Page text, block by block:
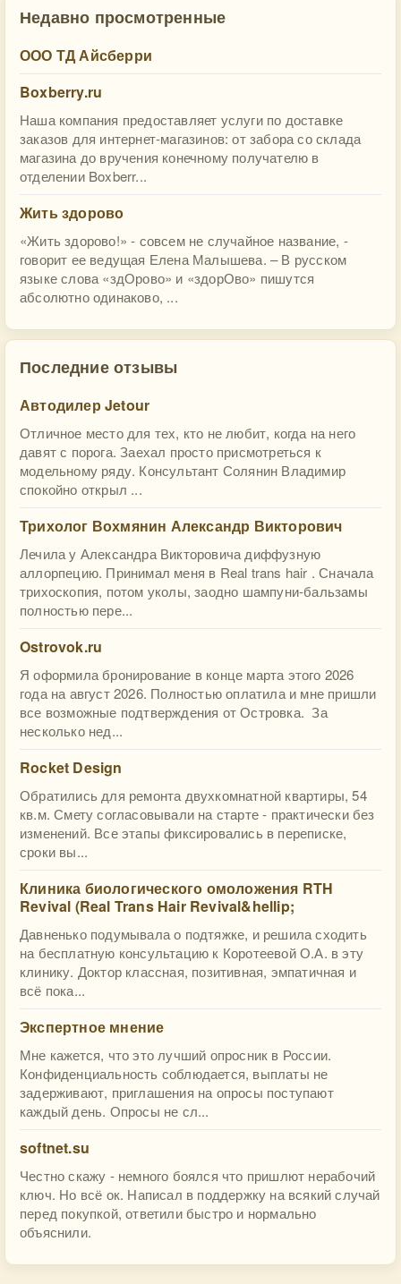
Недавно просмотренные
ООО ТД Айсберри
Boxberry.ru
Наша компания предоставляет услуги по доставке
заказов для интернет-магазинов: от забора со склада
магазина до вручения конечному получателю в
отделении Boxberr...
Жить здорово
«Жить здорово!» - совсем не случайное название, -
говорит ее ведущая Елена Малышева. – В русском
языке слова «здОрово» и «здорОво» пишутся
абсолютно одинаково, ...
Последние отзывы
Автодилер Jetour
Отличное место для тех, кто не любит, когда на него
давят с порога. Заехал просто присмотреться к
модельному ряду. Консультант Солянин Владимир
спокойно открыл ...
Трихолог Вохмянин Александр Викторович
Лечила у Александра Викторовича диффузную
аллорпецию. Принимал меня в Real trans hair . Сначала
трихоскопия, потом уколы, заодно шампуни-бальзамы
полностью пере...
Ostrovok.ru
Я оформила бронирование в конце марта этого 2026
года на август 2026. Полностью оплатила и мне пришли
все возможные подтверждения от Островка. За
несколько нед...
Rocket Design
Обратились для ремонта двухкомнатной квартиры, 54
кв.м. Смету согласовывали на старте - практически без
изменений. Все этапы фиксировались в переписке,
сроки вы...
Клиника биологического омоложения RTH
Revival (Real Trans Hair Revival&hellip;
Давненько подумывала о подтяжке, и решила сходить
на бесплатную консультацию к Коротеевой О.А. в эту
клинику. Доктор классная, позитивная, эмпатичная и
всё пока...
Экспертное мнение
Мне кажется, что это лучший опросник в России.
Конфиденциальность соблюдается, выплаты не
задерживают, приглашения на опросы поступают
каждый день. Опросы не сл...
softnet.su
Честно скажу - немного боялся что пришлют нерабочий
ключ. Но всё ок. Написал в поддержку на всякий случай
перед покупкой, ответили быстро и нормально
объяснили.